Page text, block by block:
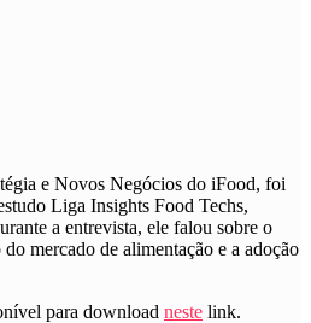
e Novos Negócios do iFood, foi
Liga Insights Food Techs,
a entrevista, ele falou sobre o
mercado de alimentação e a adoção
para download neste link.